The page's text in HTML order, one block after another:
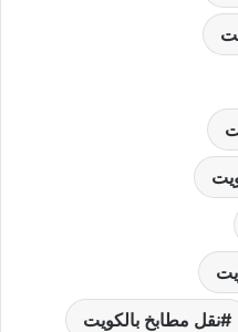
نقل مطابخ بالكويت